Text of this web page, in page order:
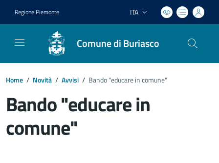
Regione Piemonte Lingua attiva:
ITA
Comune di Buriasco
Home / Novità / Avvisi / Bando "educare in comune"
Bando "educare in
comune"